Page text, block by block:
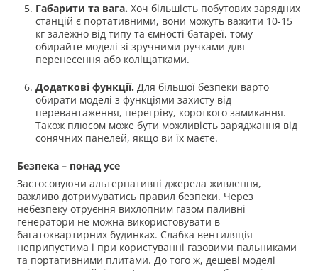
Габарити та вага.Хоч більшість побутових зарядних
станцій є портативними, вони можуть важити 10-15
кг залежно від типу та ємності батареї, тому
обирайте моделі зі зручними ручками для
перенесення або коліщатками.
Додаткові функції. Для більшої безпеки варто
обирати моделі з функціями захисту від
перевантаження, перегріву, короткого замикання.
Також плюсом може бути можливість заряджання від
сонячних панелей, якщо ви їх маєте.
Безпека – понад усе
Застосовуючи альтернативні джерела живлення,
важливо дотримуватись правил безпеки. Через
небезпеку отруєння вихлопним газом паливні
генератори не можна використовувати в
багатоквартирних будинках. Слабка вентиляція
неприпустима і при користуванні газовими пальниками
та портативними плитами. До того ж, дешеві моделі